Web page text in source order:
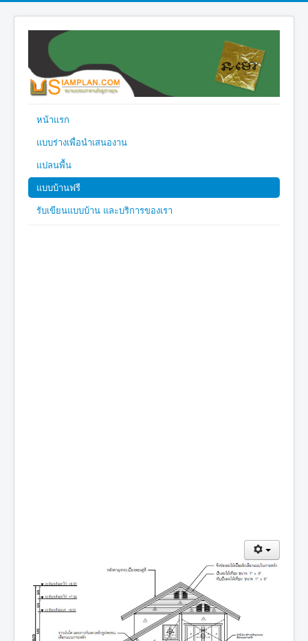
หน้าแรก
แบบร่างเพื่อนำเสนองาน
แปลนพื้น
แบบบ้านฟรี
รับเขียนแบบบ้าน และบริการของเรา